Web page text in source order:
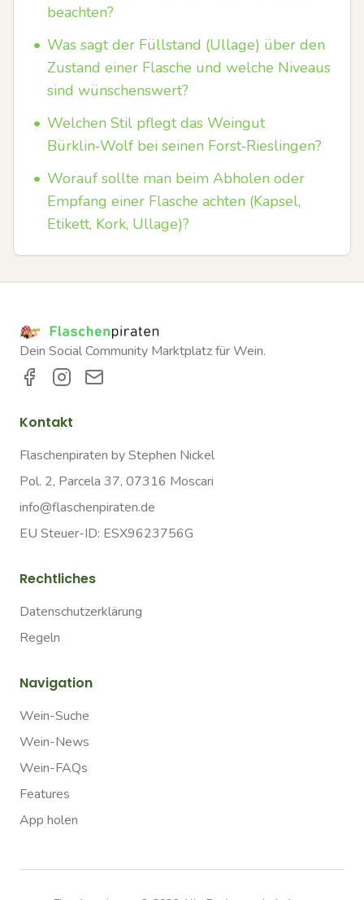
beachten?
• Was sagt der Füllstand (Ullage) über den
Zustand einer Flasche und welche Niveaus
sind wünschenswert?
• Welchen Stil pflegt das Weingut
Bürklin‑Wolf bei seinen Forst‑Rieslingen?
• Worauf sollte man beim Abholen oder
Empfang einer Flasche achten (Kapsel,
Etikett, Kork, Ullage)?
Dein Social Community Marktplatz für Wein.
Kontakt
Flaschenpiraten by Stephen Nickel
Pol. 2, Parcela 37, 07316 Moscari
info@flaschenpiraten.de
EU Steuer-ID: ESX9623756G
Rechtliches
Datenschutzerklärung
Regeln
Navigation
Wein-Suche
Wein-News
Wein-FAQs
Features
App holen